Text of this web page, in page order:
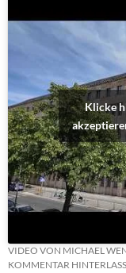
Klicke
VIDEO VON MICHAEL
KOMMENTAR